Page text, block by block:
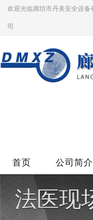
欢迎光临廊坊市丹美安全设备
司
首页 公司简介
法医现